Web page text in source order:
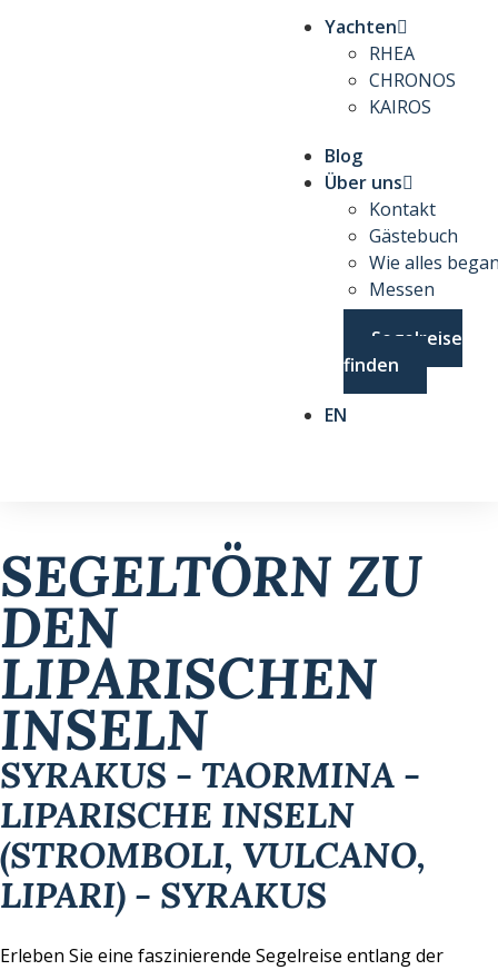
Yachten
RHEA
CHRONOS
KAIROS
Blog
Über uns
Kontakt
Gästebuch
Wie alles
Messen
Segelreise
finden
EN
SEGELTÖRN ZU
DEN
LIPARISCHEN
INSELN
SYRAKUS - TAORMINA -
LIPARISCHE INSELN
(STROMBOLI, VULCANO,
LIPARI) - SYRAKUS
Erleben Sie eine faszinierende Segelreise entlang der